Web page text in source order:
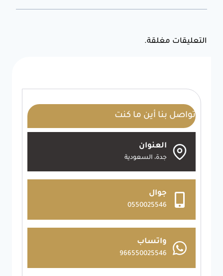
التعليقات مغلقة.
تواصل بنا أين ما كنت
العنوان
جدة، السعودية
جوال
0550025546
واتساب
966550025546